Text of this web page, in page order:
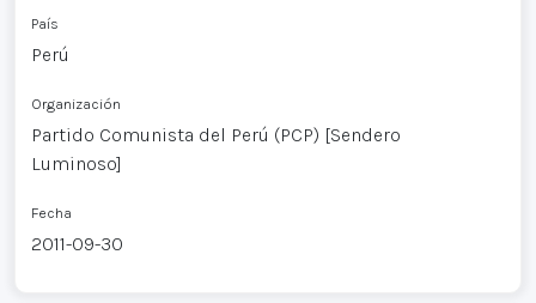
País
Perú
Organización
Partido Comunista del Perú (PCP) [Sendero
Luminoso]
Fecha
2011-09-30